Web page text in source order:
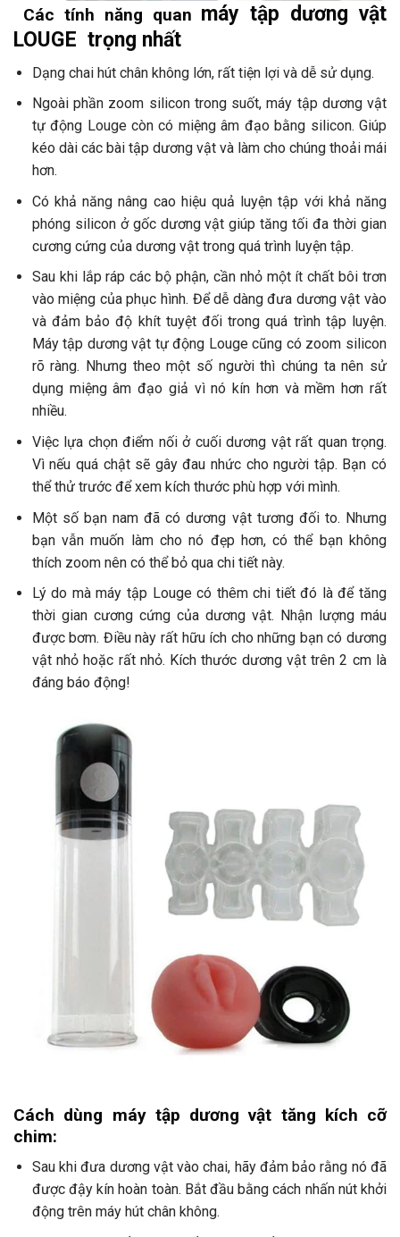
Các tính năng quan máy tập dương vật
LOUGE trọng nhất
Dạng chai hút chân không lớn, rất tiện lợi và dễ sử dụng.
Ngoài phần zoom silicon trong suốt, máy tập dương vật
tự động Louge còn có miệng âm đạo bằng silicon. Giúp
kéo dài các bài tập dương vật và làm cho chúng thoải mái
hơn.
Có khả năng nâng cao hiệu quả luyện tập với khả năng
phóng silicon ở gốc dương vật giúp tăng tối đa thời gian
cương cứng của dương vật trong quá trình luyện tập.
Sau khi lắp ráp các bộ phận, cần nhỏ một ít chất bôi trơn
vào miệng của phục hình. Để dễ dàng đưa dương vật vào
và đảm bảo độ khít tuyệt đối trong quá trình tập luyện.
Máy tập dương vật tự động Louge cũng có zoom silicon
rõ ràng. Nhưng theo một số người thì chúng ta nên sử
dụng miệng âm đạo giả vì nó kín hơn và mềm hơn rất
nhiều.
Việc lựa chọn điểm nối ở cuối dương vật rất quan trọng.
Vì nếu quá chật sẽ gây đau nhức cho người tập. Bạn có
thể thử trước để xem kích thước phù hợp với mình.
Một số bạn nam đã có dương vật tương đối to. Nhưng
bạn vẫn muốn làm cho nó đẹp hơn, có thể bạn không
thích zoom nên có thể bỏ qua chi tiết này.
Lý do mà máy tập Louge có thêm chi tiết đó là để tăng
thời gian cương cứng của dương vật. Nhận lượng máu
được bơm. Điều này rất hữu ích cho những bạn có dương
vật nhỏ hoặc rất nhỏ. Kích thước dương vật trên 2 cm là
đáng báo động!
Cách dùng máy tập dương vật tăng kích cỡ
chim:
Sau khi đưa dương vật vào chai, hãy đảm bảo rằng nó đã
được đậy kín hoàn toàn. Bắt đầu bằng cách nhấn nút khởi
động trên máy hút chân không.